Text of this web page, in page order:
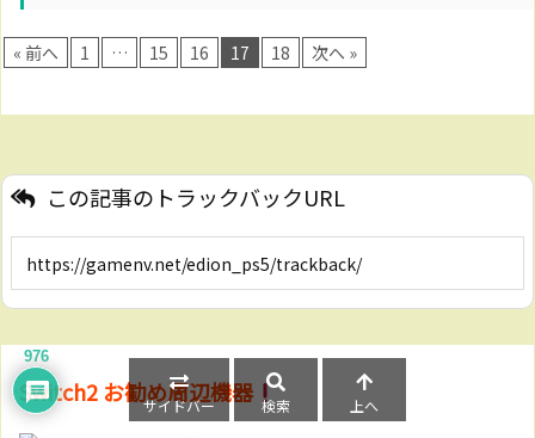
« 前へ 1 … 15 16 17 18 次へ »
この記事のトラックバックURL
Switch2 お勧め周辺機器
サイドバー 検索 上へ
976